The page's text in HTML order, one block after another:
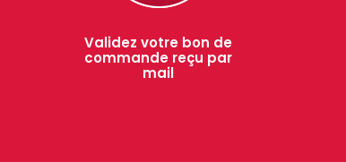
Validez votre bon de
commande reçu par
mail